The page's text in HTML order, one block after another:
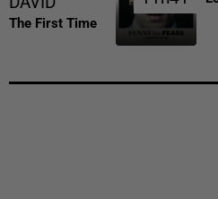
The First Time